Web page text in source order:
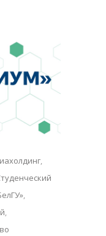
,
,
,